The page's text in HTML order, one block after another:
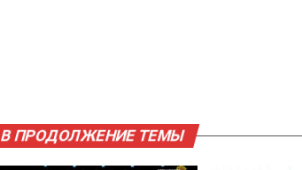
В ПРОДОЛЖЕНИЕ ТЕМЫ